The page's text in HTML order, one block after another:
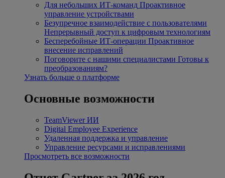
Для небольших ИТ-команд Проактивное
управление устройствами
Безупречное взаимодействие с пользователями
Непрерывный доступ к цифровым технологиям
Бесперебойные ИТ-операции Проактивное
внесение исправлений
Поговорите с нашими специалистами Готовы к
преобразованиям?
Узнать больше о платформе
Основные возможности
TeamViewer ИИ
Digital Employee Experience
Удаленная поддержка и управление
Управление ресурсами и исправлениями
Просмотреть все возможности